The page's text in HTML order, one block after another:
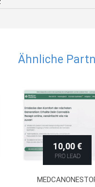
Ähnliche
10,00 €
PRO LEAD